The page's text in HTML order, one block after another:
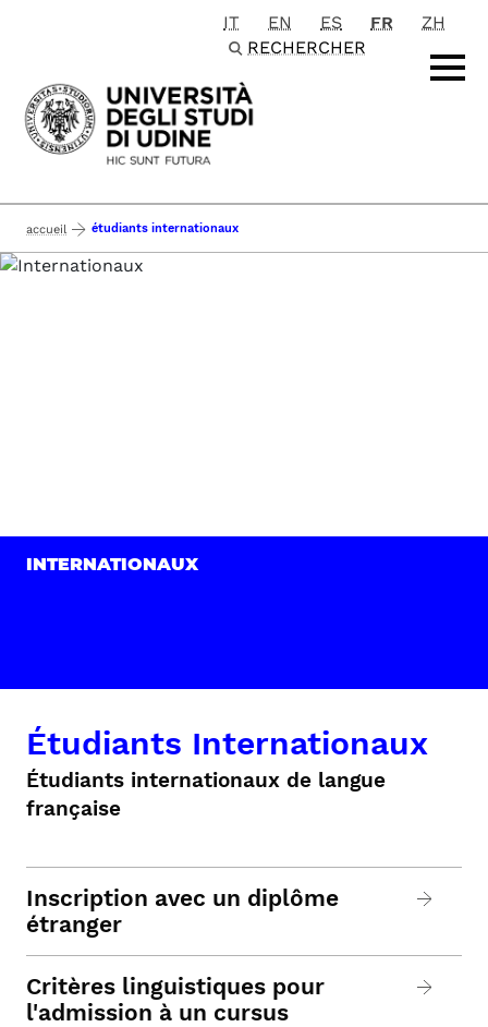
Passa al contenuto principale
IT EN ES FR
ZH
RECHERCHER
accueil étudiants internationaux
INTERNATIONAUX
Étudiants Internationaux
Étudiants internationaux de langue
française
Inscription avec un diplôme
étranger
Critères linguistiques pour
l'admission à un cursus